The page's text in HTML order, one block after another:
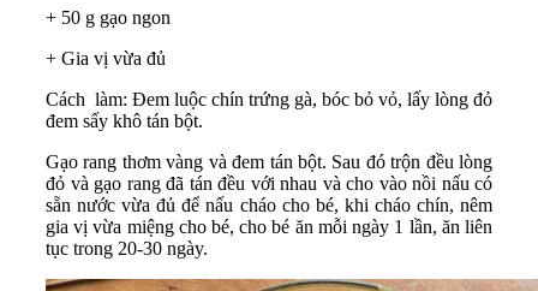
+ 50 g gạo ngon
+ Gia vị vừa đủ
Cách làm: Đem luộc chín trứng gà, bóc bỏ vỏ, lấy lòng đỏ
đem sấy khô tán bột.
Gạo rang thơm vàng và đem tán bột. Sau đó trộn đều lòng
đỏ và gạo rang đã tán đều với nhau và cho vào nồi nấu có
sẵn nước vừa đủ để nấu cháo cho bé, khi cháo chín, nêm
gia vị vừa miệng cho bé, cho bé ăn mỗi ngày 1 lần, ăn liên
tục trong 20-30 ngày.